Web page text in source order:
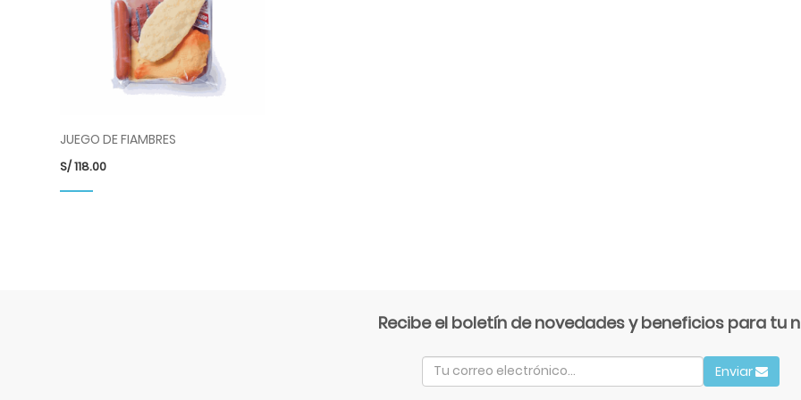
JUEGO DE FIAMBRES
S/118.00
Recibe el boletín de novedades y beneficios para tu
Enviar